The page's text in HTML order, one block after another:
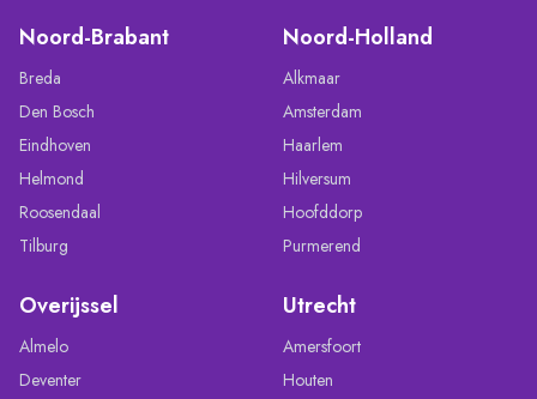
Noord-Brabant
Breda
Den Bosch
Eindhoven
Helmond
Roosendaal
Tilburg
Noord-Holland
Alkmaar
Amsterdam
Haarlem
Hilversum
Hoofddorp
Purmerend
Overijssel
Almelo
Deventer
Utrecht
Amersfoort
Houten